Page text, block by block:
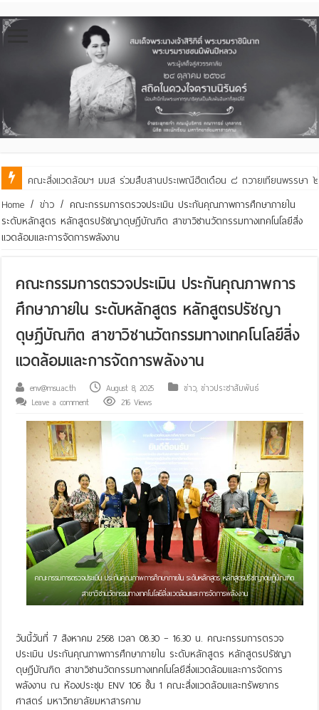
คณะสิ่งแวดล้อมฯ มมส ร่วมสืบสานประเพณีฮีตเดือน ๘ ถวายเทียนพรรษา ๒
Home / ข่าว / คณะกรรมการตรวจประเมิน ประกันคุณภาพการศึกษาภายใน
ระดับหลักสูตร หลักสูตรปรัชญาดุษฎีบัณฑิต สาขาวิชานวัตกรรมทางเทคโนโลยีสิ่ง
แวดล้อมและการจัดการพลังงาน
คณะกรรมการตรวจประเมิน ประกันคุณภาพการ
ศึกษาภายใน ระดับหลักสูตร หลักสูตรปรัชญา
ดุษฎีบัณฑิต สาขาวิชานวัตกรรมทางเทคโนโลยีสิ่ง
แวดล้อมและการจัดการพลังงาน
env@msu.ac.th August 8, 2025 ข่าว,ข่าวประชาสัมพันธ์
Leave a comment
216 Views
คณะกรรมการตรวจประเมิน ประกันคุณภาพการศึกษาภายใน ระดับหลักสูตร หลักสูตรปรัชญาดุษฎีบัณฑิต
สาขาวิชานวัตกรรมทางเทคโนโลยีสิ่งแวดล้อมและการจัดการพลังงาน
วันนี้วันที่ 7 สิงหาคม 2568 เวลา 08.30 – 16.30 น. คณะกรรมการตรวจ
ประเมิน ประกันคุณภาพการศึกษาภายใน ระดับหลักสูตร หลักสูตรปรัชญา
ดุษฎีบัณฑิต สาขาวิชานวัตกรรมทางเทคโนโลยีสิ่งแวดล้อมและการจัดการ
พลังงาน ณ ห้องประชุม ENV 106 ชั้น 1 คณะสิ่งแวดล้อมและทรัพยากร
ศาสตร์ มหาวิทยาลัยมหาสารคาม